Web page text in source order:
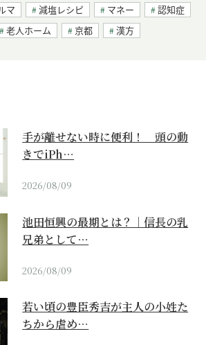
マ 減塩レシピ マネー
認知症
老人ホーム 京都 漢方
手が離せない時に便利！ 頭の動
きでiPh…
2026/08/09
池田恒興の最期とは？｜信長の乳
兄弟として…
2026/08/09
若い頃の豊臣秀吉が主人の小姓た
ちから虐め…